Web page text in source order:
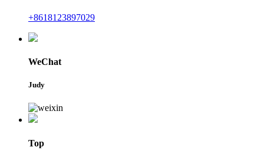
+8618123897029
WeChat
Judy
Top